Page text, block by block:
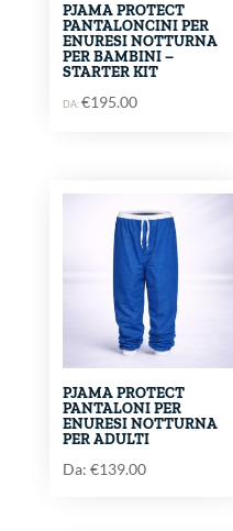
PJAMA PROTECT
PANTALONCINI PER
ENURESI NOTTURNA
PER BAMBINI –
STARTER KIT
DA:€195.00
PJAMA PROTECT
PANTALONI PER
ENURESI NOTTURNA
PER ADULTI
Da: €139.00